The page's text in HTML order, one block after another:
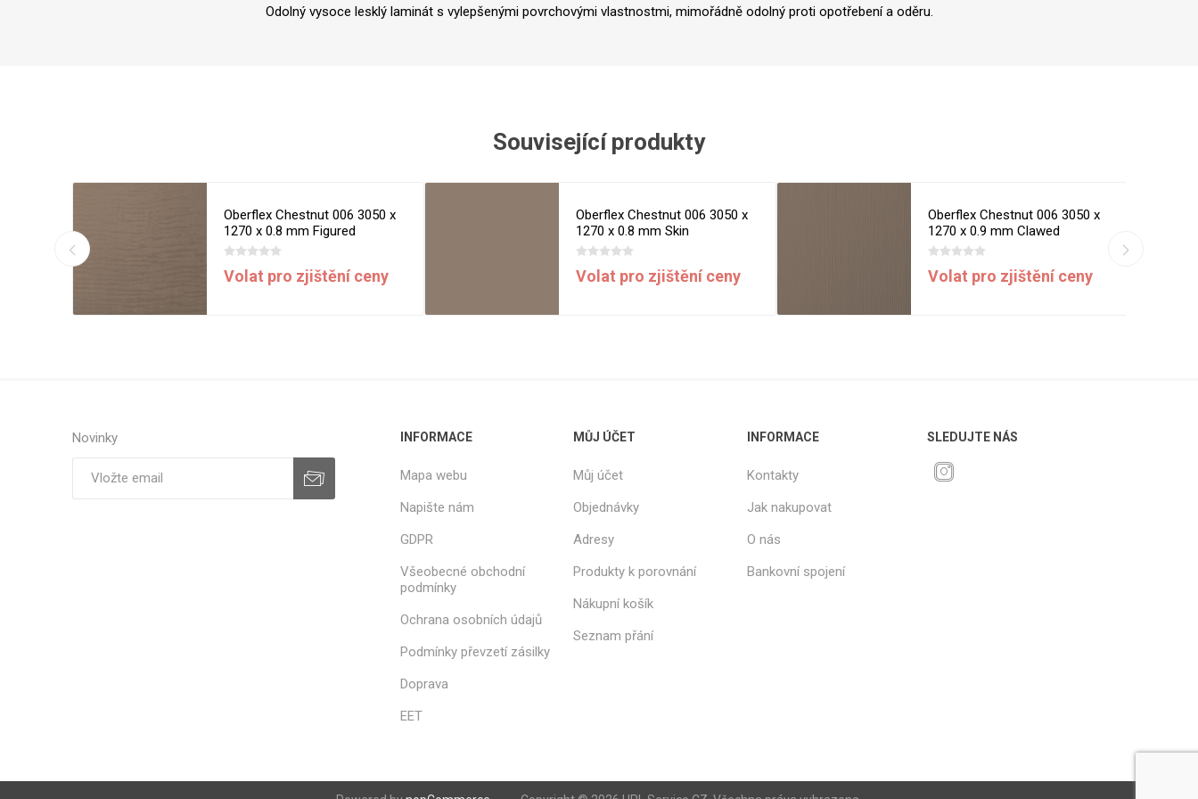
Odolný vysoce lesklý laminát s vylepšenými povrchovými vlastnostmi, mimořádně odolný proti opotřebení a oděru.
Související produkty
Oberflex Chestnut 006 3050 x
1270 x 0.8 mm Figured
Volat pro zjištění ceny
Oberflex Chestnut 006 3050 x
1270 x 0.8 mm Skin
Volat pro zjištění ceny
Oberflex Chestnut 006 3050 x
1270 x 0.9 mm Clawed
Volat pro zjištění ceny
Novinky INFORMACE
Mapa webu
Napište nám
GDPR
Všeobecné obchodní
podmínky
Ochrana osobních údajů
Podmínky převzetí zásilky
Doprava
EET
MŮJ ÚČET
Můj účet
Objednávky
Adresy
Produkty k porovnání
Nákupní košík
Seznam přání
INFORMACE
Kontakty
Jak nakupovat
O nás
Bankovní spojení
SLEDUJTE NÁS